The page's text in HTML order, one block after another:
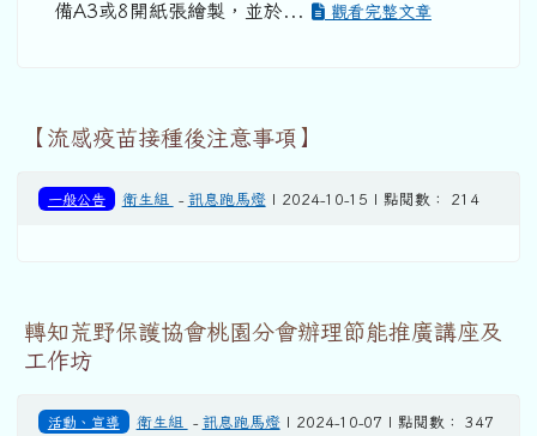
備A3或8開紙張繪製，並於...
觀看完整文章
【流感疫苗接種後注意事項】
一般公告 衛生組 - 訊息跑馬燈| 2024-10-15 | 點閱數： 214
轉知荒野保護協會桃園分會辦理節能推廣講座及
工作坊
活動、宣導 衛生組 - 訊息跑馬燈| 2024-10-07 | 點閱數： 347